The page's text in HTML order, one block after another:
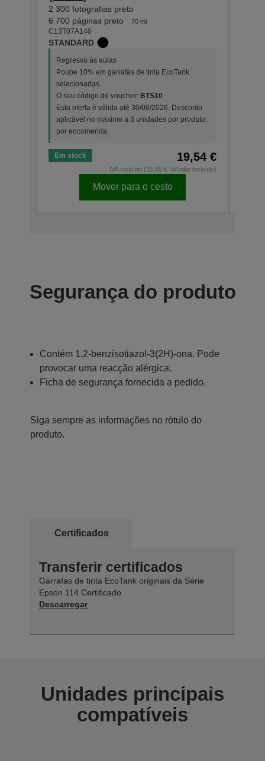
2 300 fotografias preto
6 700 páginas preto
70 ml
C13T07A140
STANDARD
Regresso às aulas
Poupe 10% em garrafas de tinta EcoTank
selecionadas.
O seu código de voucher: BTS10
Esta oferta é válida até 30/08/2026. Desconto
aplicável no máximo a 3 unidades por produto,
por encomenda.
Em stock 19,54 €
IVA incluído (15,89 € IVA não incluído)
Mover para o cesto
Segurança do produto
Contém 1,2-benzisotiazol-3(2H)-ona. Pode
provocar uma reacção alérgica.
Ficha de segurança fornecida a pedido.
Siga sempre as informações no rótulo do
produto.
Certificados
Transferir certificados
Garrafas de tinta EcoTank originais da Série
Epson 114 Certificado
Descarregar
Unidades principais
compatíveis